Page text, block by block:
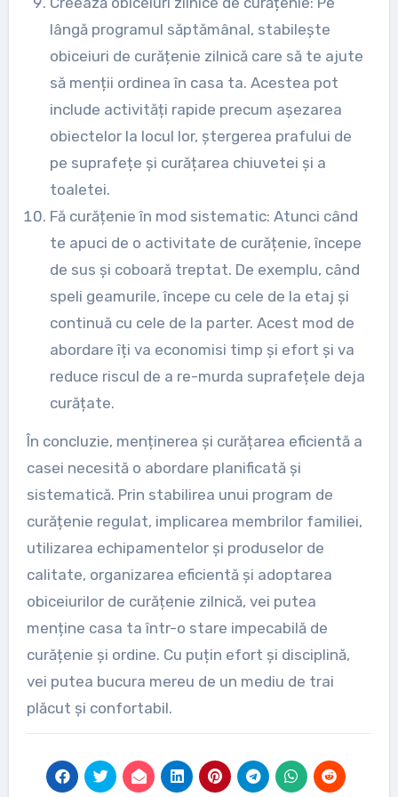
lângă programul săptămânal, stabilește
obiceiuri de curățenie zilnică care să te ajute
să menții ordinea în casa ta. Acestea pot
include activități rapide precum așezarea
obiectelor la locul lor, ștergerea prafului de
pe suprafețe și curățarea chiuvetei și a
toaletei.
Fă curățenie în mod sistematic: Atunci când
te apuci de o activitate de curățenie, începe
de sus și coboară treptat. De exemplu, când
speli geamurile, începe cu cele de la etaj și
continuă cu cele de la parter. Acest mod de
abordare îți va economisi timp și efort și va
reduce riscul de a re-murda suprafețele deja
curățate.
În concluzie, menținerea și curățarea eficientă a
casei necesită o abordare planificată și
sistematică. Prin stabilirea unui program de
curățenie regulat, implicarea membrilor familiei,
utilizarea echipamentelor și produselor de
calitate, organizarea eficientă și adoptarea
obiceiurilor de curățenie zilnică, vei putea
menține casa ta într-o stare impecabilă de
curățenie și ordine. Cu puțin efort și disciplină,
vei putea bucura mereu de un mediu de trai
plăcut și confortabil.